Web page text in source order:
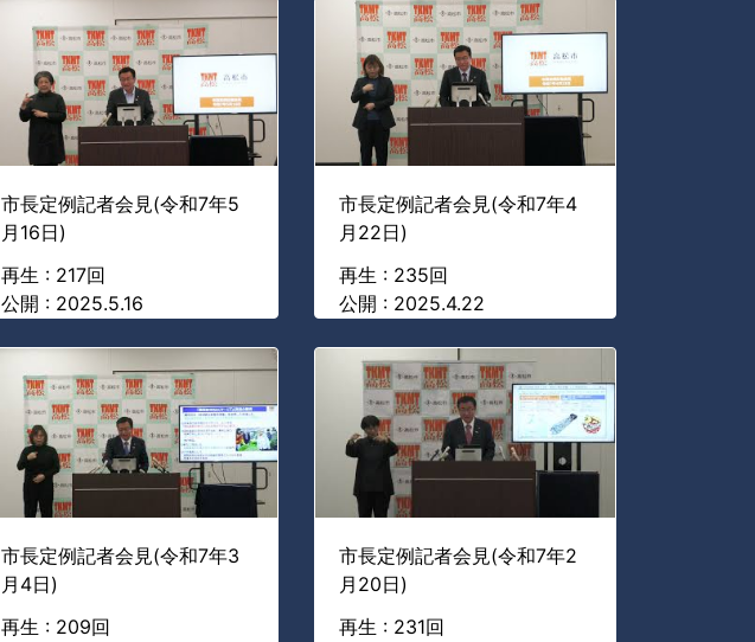
市長定例記者会見(令和7年5
月16日)
再生 : 217回
公開 : 2025.5.16
市長定例記者会見(令和7年4
月22日)
再生 : 235回
公開 : 2025.4.22
市長定例記者会見(令和7年3
月4日)
再生 : 209回
市長定例記者会見(令和7年2
月20日)
再生 : 231回